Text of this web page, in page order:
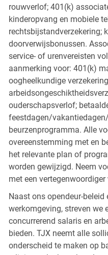
rouwverlof; 401(k)
kinderopvang en mobiele
rechtsbijstandverzekering;
doorverwijsbonussen.
service- of urenvereisten
aanmerking voor: 401(k)
oogheelkundige
ouderschapsverlof;
feestdagen/
beurzenprogramma. Alle
overeenstemming met en
het relevante plan of
worden gewijzigd. Neem
met een vertegenwoordiger
Naast ons opendeur-beleid
werkomgeving, streven we
concurrerend salaris en
bieden. TJX neemt alle
onderscheid te maken op